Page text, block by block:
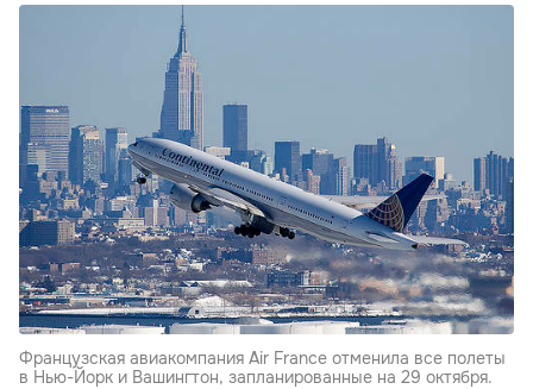
Французская авиакомпания Air France отменила все полеты
в Нью-Йорк и Вашингтон, запланированные на 29 октября.